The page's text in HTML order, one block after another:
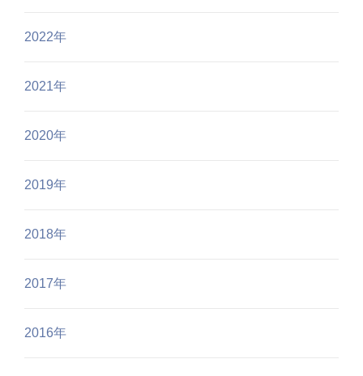
2022年
2021年
2020年
2019年
2018年
2017年
2016年